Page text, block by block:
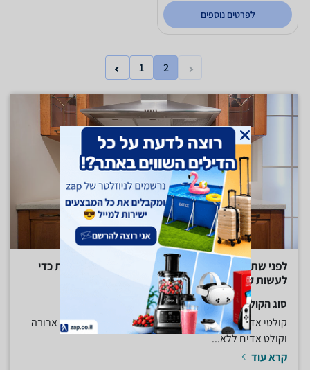
לפרטים נוספים
1 2
לפני שתקנו קולט אדים, הנה מה שאתם צריכים לדעת כדי
לעשות קנייה חכמה
סוג הקולט
קולטי אדים נחלקים לשני סוגים עיקריים, קולט אדים עם ארובה
וקולט אדים ללא...
קרא עוד